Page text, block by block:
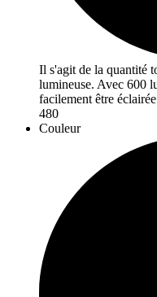
Il s'agit de la quantité
lumineuse. Avec 600
facilement être
480
Couleur